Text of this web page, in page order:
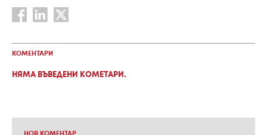
КОМЕНТАРИ
НЯМА ВЪВЕДЕНИ КОМЕТАРИ.
НОВ КОМЕНТАР